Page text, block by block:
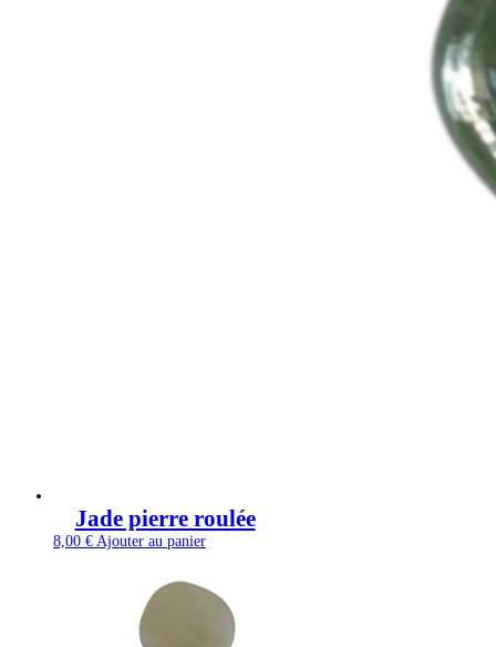
Jade pierre roulée
8,00 € Ajouter au panier